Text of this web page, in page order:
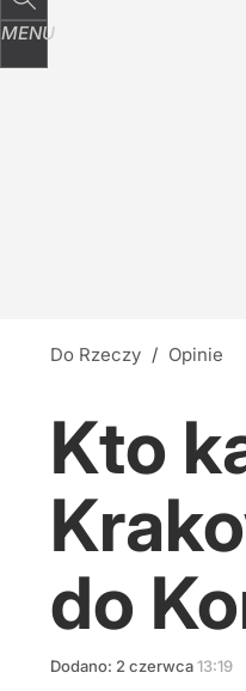
MENU
Do Rzeczy / Opinie
Kto
do
Dodano: 2 czerwca13:19